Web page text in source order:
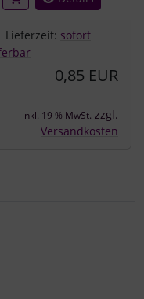
Lieferzeit: sofort
0,85 EUR
inkl. 19 % MwSt. zzgl.
Versandkosten